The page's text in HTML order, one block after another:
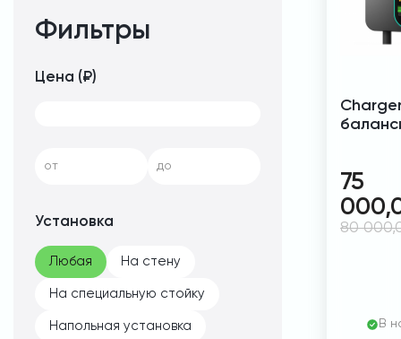
Фильтры
Цена (₽)
от до
Установка
Любая На стену
На специальную стойку
Напольная установка
75
80
В